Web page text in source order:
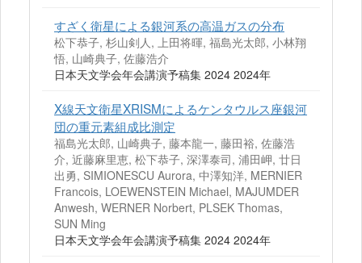
すざく衛星による銀河系の高温ガスの分布
松下恭子, 杉山剣人, 上田将暉, 福島光太郎, 小林翔
悟, 山崎典子, 佐藤浩介
日本天文学会年会講演予稿集 2024 2024年
X線天文衛星XRISMによるケンタウルス座銀河
団の重元素組成比測定
福島光太郎, 山崎典子, 藤本龍一, 藤田裕, 佐藤浩
介, 近藤麻里恵, 松下恭子, 深澤泰司, 浦田岬, 廿日
出勇, SIMIONESCU Aurora, 中澤知洋, MERNIER
Francois, LOEWENSTEIN Michael, MAJUMDER
Anwesh, WERNER Norbert, PLSEK Thomas,
SUN Ming
日本天文学会年会講演予稿集 2024 2024年